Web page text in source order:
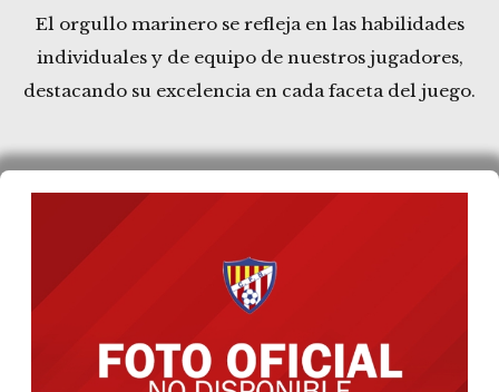
El orgullo marinero se refleja en las habilidades
individuales y de equipo de nuestros jugadores,
destacando su excelencia en cada faceta del juego.